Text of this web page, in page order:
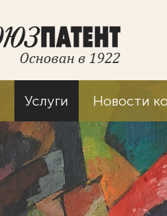
Услуги Новости